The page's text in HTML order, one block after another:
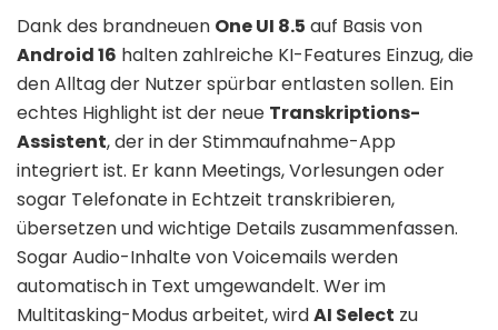
Dank des brandneuen One UI 8.5 auf Basis von
Android 16 halten zahlreiche KI-Features Einzug, die
den Alltag der Nutzer spürbar entlasten sollen. Ein
echtes Highlight ist der neue Transkriptions-
Assistent, der in der Stimmaufnahme-App
integriert ist. Er kann Meetings, Vorlesungen oder
sogar Telefonate in Echtzeit transkribieren,
übersetzen und wichtige Details zusammenfassen.
Sogar Audio-Inhalte von Voicemails werden
automatisch in Text umgewandelt. Wer im
Multitasking-Modus arbeitet, wirdAI Select zu